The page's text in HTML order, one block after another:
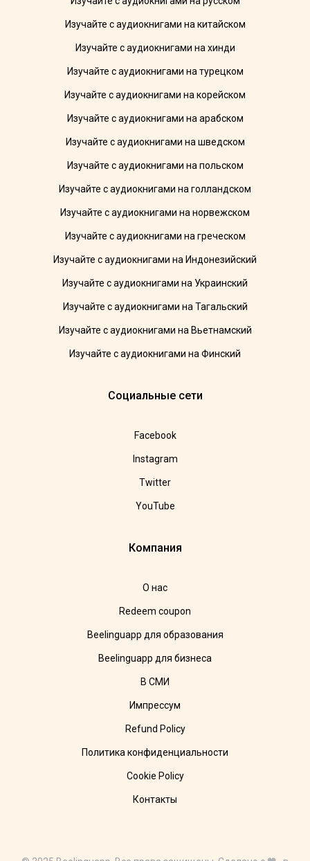
Изучайте с аудиокнигами на китайском
Изучайте с аудиокнигами на хинди
Изучайте с аудиокнигами на турецком
Изучайте с аудиокнигами на корейском
Изучайте с аудиокнигами на арабском
Изучайте с аудиокнигами на шведском
Изучайте с аудиокнигами на польском
Изучайте с аудиокнигами на голландском
Изучайте с аудиокнигами на норвежском
Изучайте с аудиокнигами на греческом
Изучайте с аудиокнигами на Индонезийский
Изучайте с аудиокнигами на Украинский
Изучайте с аудиокнигами на Тагальский
Изучайте с аудиокнигами на Вьетнамский
Изучайте с аудиокнигами на Финский
Социальные сети
Facebook
Instagram
Twitter
YouTube
Компания
О нас
Redeem coupon
Beelinguapp для образования
Beelinguapp для бизнеса
В СМИ
Импрессум
Refund Policy
Политика конфиденциальности
Cookie Policy
Контакты